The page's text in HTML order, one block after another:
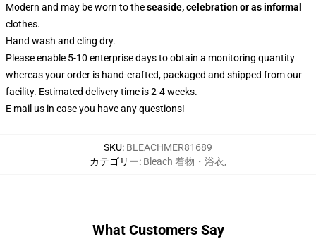
Modern and may be worn to theseaside, celebration or as informal
clothes.
Hand wash and cling dry.
Please enable 5-10 enterprise days to obtain a monitoring quantity
whereas your order is hand-crafted, packaged and shipped from our
facility. Estimated delivery time is 2-4 weeks.
E mail us in case you have any questions!
SKU: BLEACHMER81689
カテゴリー: Bleach 着物・浴衣,
What Customers Say